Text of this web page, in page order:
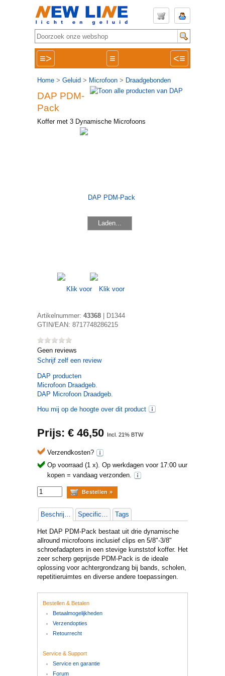
≡> ≡ <≡
Home > Geluid > Microfoon > Draadgebonden
DAP PDM-
Pack
Koffer met 3 Dynamische Microfoons
Laden...
Artikelnummer: 43368
D1344
GTIN/EAN: 8717748286215
Geen reviews
Schrijf zelf een review
DAP producten
Microfoon Draadgeb.
DAP Microfoon Draadgeb.
Hou mij op de hoogte over dit product
Prijs: € 46,50 Incl. 21% BTW
Verzendkosten?
Op voorraad (1 x). Op werkdagen voor 17:00 uur
kopen = vandaag verzonden.
Beschrijving Specificaties Tags
Het DAP PDM-Pack bestaat uit drie dynamische
allround microfoons inclusief clips en 5/8"-3/8"
schroefadapters in een stevige kunststof koffer. Het
zeer scherp geprijsde PDM-Pack is de ideale
oplossing voor achtergrondzang bij bands, scholen,
repetitieruimtes en diverse andere toepassingen.
Bestellen & Betalen
Betaalmogelijkheden
Verzendopties
Retourrecht
Service & Support
Service en garantie
Forum